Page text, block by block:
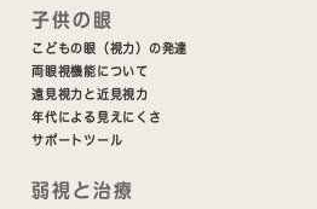
子供の眼
こどもの眼（視力）の発達
両眼視機能について
遠見視力と近見視力
年代による見えにくさ
サポートツール
弱視と治療